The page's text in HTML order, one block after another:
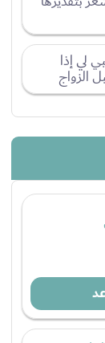
لي إذا
الزواج